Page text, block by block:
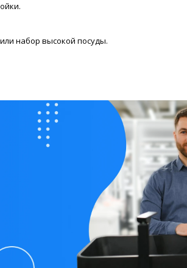
набор высокой посуды.